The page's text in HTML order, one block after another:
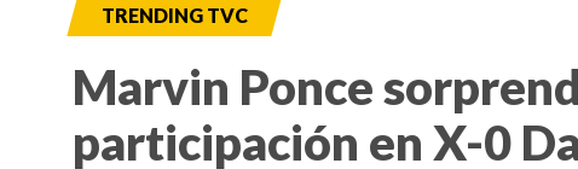
TRENDING TVC
Marvin Ponce
participación en X-0